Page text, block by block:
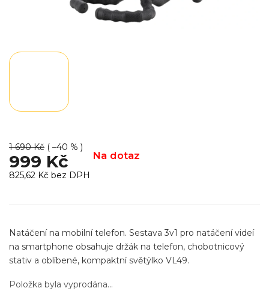
1 690 Kč ( –40 % )
999 Kč Na dotaz
825,62 Kč bez DPH
cena:
Položka byla vyprodána…
Natáčení na mobilní telefon. Sestava 3v1 pro natáčení videí
na smartphone obsahuje držák na telefon, chobotnicový
stativ a oblíbené, kompaktní světýlko VL49.